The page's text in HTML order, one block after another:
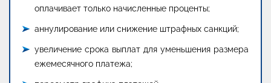
оплачивает только начисленные проценты;
аннулирование или снижение штрафных санкций;
увеличение срока выплат для уменьшения размера
ежемесячного платежа;